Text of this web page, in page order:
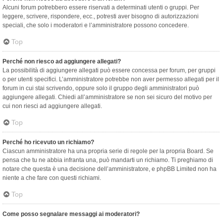
Alcuni forum potrebbero essere riservati a determinati utenti o gruppi. Per
leggere, scrivere, rispondere, ecc., potresti aver bisogno di autorizzazioni
speciali, che solo i moderatori e l’amministratore possono concedere.
Top
Perché non riesco ad aggiungere allegati?
La possibilità di aggiungere allegati può essere concessa per forum, per gruppi
o per utenti specifici. L’amministratore potrebbe non aver permesso allegati per il
forum in cui stai scrivendo, oppure solo il gruppo degli amministratori può
aggiungere allegati. Chiedi all’amministratore se non sei sicuro del motivo per
cui non riesci ad aggiungere allegati.
Top
Perché ho ricevuto un richiamo?
Ciascun amministratore ha una propria serie di regole per la propria Board. Se
pensa che tu ne abbia infranta una, può mandarti un richiamo. Ti preghiamo di
notare che questa è una decisione dell’amministratore, e phpBB Limited non ha
niente a che fare con questi richiami.
Top
Come posso segnalare messaggi ai moderatori?